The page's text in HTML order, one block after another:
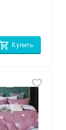
Купить